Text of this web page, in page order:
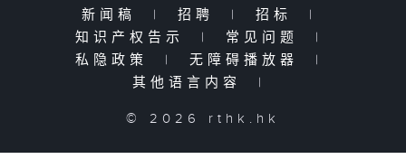
新闻稿 | 招聘 | 招标
|
知识产权告示
| 常见问题
|
私隐政策
| 无障碍播放器
|
其他语言内容
|
© 2026 rthk.hk